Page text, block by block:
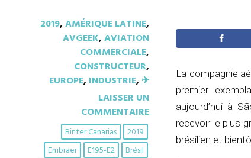
2019,AMÉRIQUE LATINE,
AVGEEK,AVIATION
COMMERCIALE,
CONSTRUCTEUR,
EUROPE, INDUSTRIE, ✈︎
LAISSER UN
COMMENTAIRE
2019
Binter Canarias
Brésil
E195-E2
Embraer
La compagnie
premier
aujourd’hui à
recevoir le plus
brésilien et